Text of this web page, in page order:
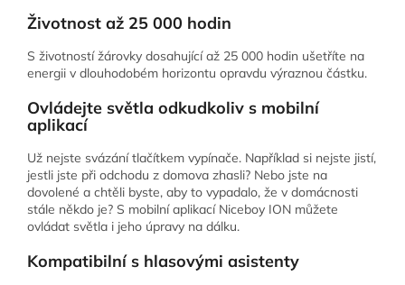
Životnost až 25 000 hodin
S životností žárovky dosahující až 25 000 hodin ušetříte na
energii v dlouhodobém horizontu opravdu výraznou částku.
Ovládejte světla odkudkoliv s mobilní
aplikací
Už nejste svázání tlačítkem vypínače. Například si nejste jistí,
jestli jste při odchodu z domova zhasli? Nebo jste na
dovolené a chtěli byste, aby to vypadalo, že v domácnosti
stále někdo je? S mobilní aplikací Niceboy ION můžete
ovládat světla i jeho úpravy na dálku.
Kompatibilní s hlasovými asistenty